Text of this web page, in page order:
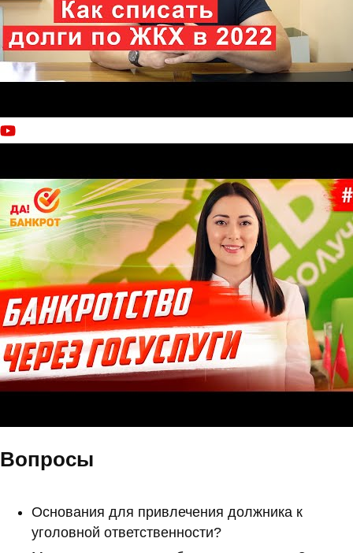
Вопросы
Основания для привлечения должника к
уголовной ответственности?